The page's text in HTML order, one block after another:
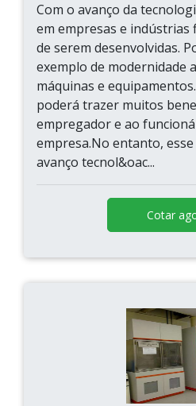
Com o avanço da
em empresas e indústrias
de serem desenvolvidas.
exemplo de modernidade
máquinas e
poderá trazer muitos
empregador e ao
empresa.No entanto,
avanço tecnol&oac...
Cotar